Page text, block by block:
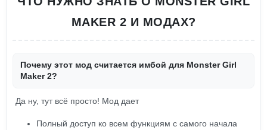
MAKER 2 И МОДАХ?
Почему этот мод считается имбой для Monster Girl
Maker 2?
Да ну, тут всё просто! Мод дает
Полный доступ ко всем функциям с самого начала